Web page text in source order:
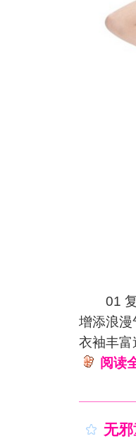
01 复
增添浪
衣袖丰
阅读
无